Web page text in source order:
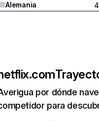
Alemania
por dónde
para